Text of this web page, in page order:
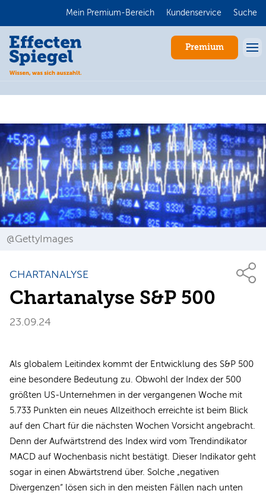
Mein Premium-Bereich Kundenservice Suche
Premium
@GettyImages
CHARTANALYSE
Chartanalyse S&P 500
23.09.24
Als globalem Leitindex kommt der Entwicklung des S&P 500
eine besondere Bedeutung zu. Obwohl der Index der 500
größten US-Unternehmen in der vergangenen Woche mit
5.733 Punkten ein neues Allzeithoch erreichte ist beim Blick
auf den Chart für die nächsten Wochen Vorsicht angebracht.
Denn der Aufwärtstrend des Index wird vom Trendindikator
MACD auf Wochenbasis nicht bestätigt. Dieser Indikator geht
sogar in einen Abwärtstrend über. Solche „negativen
Divergenzen“ lösen sich in den meisten Fällen nach unten
Anmelden